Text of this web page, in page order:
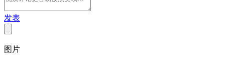
发表
图片